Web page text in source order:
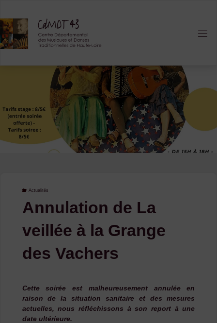
content
Actualités
Annulation de La
veillée à la Grange
des Vachers
Cette soirée est malheureusement annulée en
raison de la situation sanitaire et des mesures
actuelles, nous réfléchissons à son report à une
date ultérieure.